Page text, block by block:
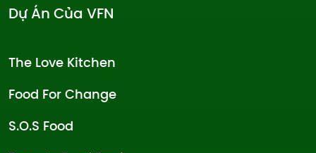
Dự Án Của VFN
The Love Kitchen
Food For Change
S.O.S Food